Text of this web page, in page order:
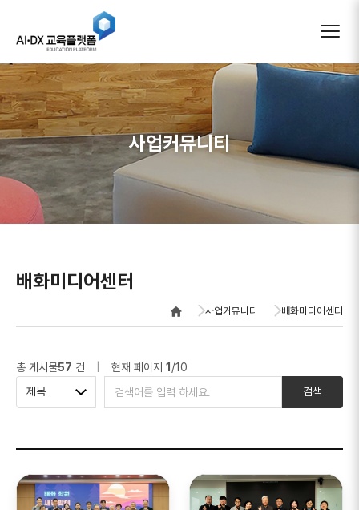
AIDX 교육플랫폼
사업커뮤니티
배화미디어센터
사업커뮤니티 배화미디어센터
총 게시물57 건 현재 페이지 1 /10
검색 구분
제목 검색어 검색